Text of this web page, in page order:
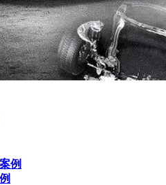
例